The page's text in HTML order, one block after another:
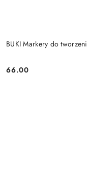
BUKI Markery do
Cena:
66.00